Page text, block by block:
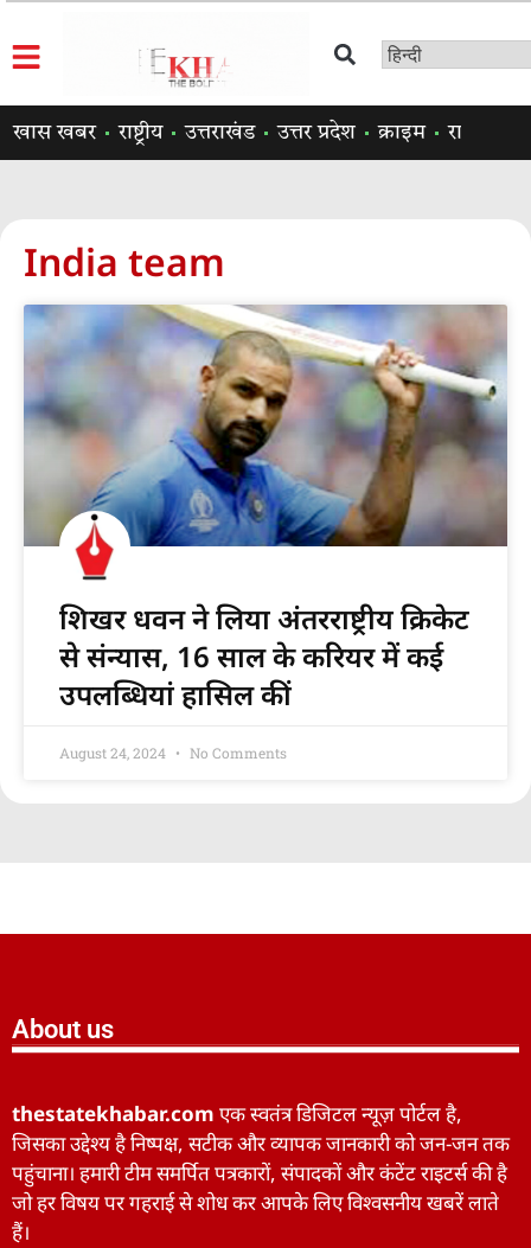
खास खबर राष्ट्रीय उत्तराखंड उत्तर प्रदेश क्राइम राजनीति
India team
शिखर धवन ने लिया अंतरराष्ट्रीय क्रिकेट
से संन्यास, 16 साल के करियर में कई
उपलब्धियां हासिल कीं
August 24, 2024 No Comments
About us
thestatekhabar.com एक स्वतंत्र डिजिटल न्यूज़ पोर्टल है,
जिसका उद्देश्य है निष्पक्ष, सटीक और व्यापक जानकारी को जन-जन तक
पहुंचाना। हमारी टीम समर्पित पत्रकारों, संपादकों और कंटेंट राइटर्स की है
जो हर विषय पर गहराई से शोध कर आपके लिए विश्वसनीय खबरें लाते
हैं।